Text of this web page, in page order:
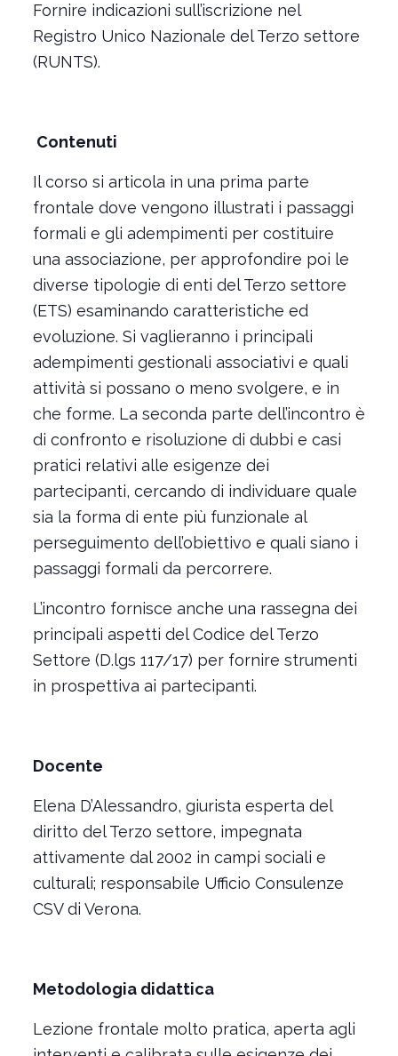
Fornire indicazioni sull’iscrizione nel
Registro Unico Nazionale del Terzo settore
(RUNTS).
Contenuti
Il corso si articola in una prima parte
frontale dove vengono illustrati i passaggi
formali e gli adempimenti per costituire
una associazione, per approfondire poi le
diverse tipologie di enti del Terzo settore
(ETS) esaminando caratteristiche ed
evoluzione. Si vaglieranno i principali
adempimenti gestionali associativi e quali
attività si possano o meno svolgere, e in
che forme. La seconda parte dell’incontro è
di confronto e risoluzione di dubbi e casi
pratici relativi alle esigenze dei
partecipanti, cercando di individuare quale
sia la forma di ente più funzionale al
perseguimento dell’obiettivo e quali siano i
passaggi formali da percorrere.
L’incontro fornisce anche una rassegna dei
principali aspetti del Codice del Terzo
Settore (D.lgs 117/17) per fornire strumenti
in prospettiva ai partecipanti.
Docente
Elena D’Alessandro, giurista esperta del
diritto del Terzo settore, impegnata
attivamente dal 2002 in campi sociali e
culturali; responsabile Ufficio Consulenze
CSV di Verona.
Metodologia didattica
Lezione frontale molto pratica, aperta agli